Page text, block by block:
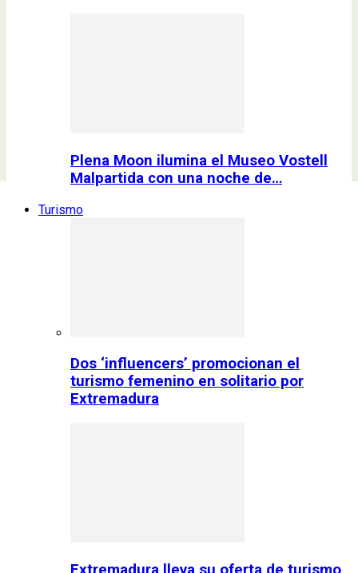
Plena Moon ilumina el Museo Vostell
Malpartida con una noche de…
Turismo
Dos ‘influencers’ promocionan el
turismo femenino en solitario por
Extremadura